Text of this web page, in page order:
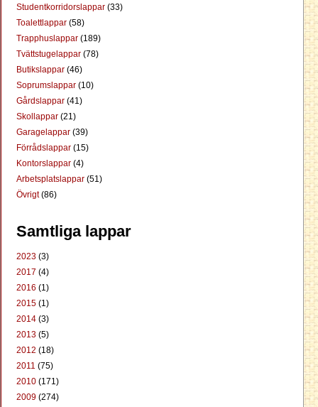
Studentkorridorslappar (33)
Toalettlappar (58)
Trapphuslappar (189)
Tvättstugelappar (78)
Butikslappar (46)
Soprumslappar (10)
Gårdslappar (41)
Skollappar (21)
Garagelappar (39)
Förrådslappar (15)
Kontorslappar (4)
Arbetsplatslappar (51)
Övrigt(86)
Samtliga lappar
2023 (3)
2017 (4)
2016 (1)
2015 (1)
2014 (3)
2013 (5)
2012 (18)
2011 (75)
2010 (171)
2009 (274)